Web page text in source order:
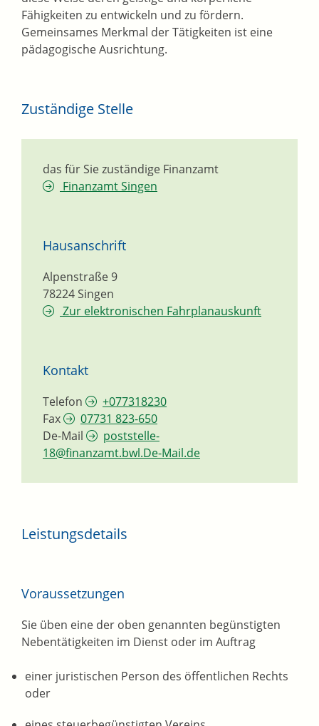
Fähigkeiten zu entwickeln und zu fördern.
Gemeinsames Merkmal der Tätigkeiten ist eine
pädagogische Ausrichtung.
Zuständige Stelle
das für Sie zuständige Finanzamt
Finanzamt Singen
Hausanschrift
Alpenstraße 9
78224Singen
Zur elektronischen Fahrplanauskunft
Kontakt
Telefon
+077318230
Fax
07731 823-650
De-Mail
poststelle-
18@finanzamt.bwl.De-Mail.de
Leistungsdetails
Voraussetzungen
Sie üben eine der oben genannten begünstigten
Nebentätigkeiten im Dienst oder im Auftrag
einer juristischen Person des öffentlichen Rechts
oder